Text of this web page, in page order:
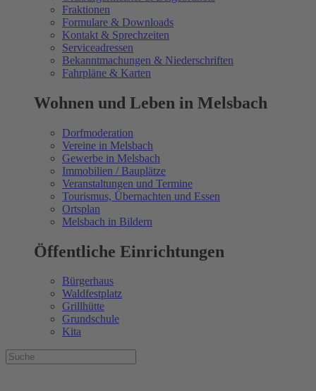
Fraktionen
Formulare & Downloads
Kontakt & Sprechzeiten
Serviceadressen
Bekanntmachungen & Niederschriften
Fahrpläne & Karten
Wohnen und Leben in Melsbach
Dorfmoderation
Vereine in Melsbach
Gewerbe in Melsbach
Immobilien / Bauplätze
Veranstaltungen und Termine
Tourismus, Übernachten und Essen
Ortsplan
Melsbach in Bildern
Öffentliche Einrichtungen
Bürgerhaus
Waldfestplatz
Grillhütte
Grundschule
Kita